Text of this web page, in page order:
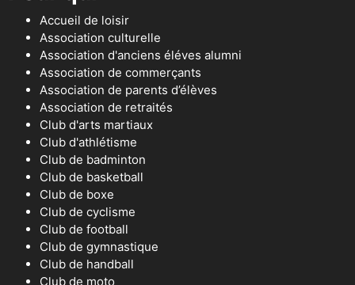
Accueil de loisir
Association culturelle
Association d'anciens éléves alumni
Association de commerçants
Association de parents d’élèves
Association de retraités
Club d'arts martiaux
Club d'athlétisme
Club de badminton
Club de basketball
Club de boxe
Club de cyclisme
Club de football
Club de gymnastique
Club de handball
Club de moto